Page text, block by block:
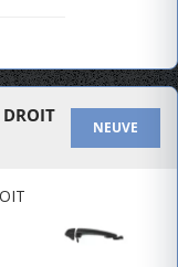
DROIT
NEUVE